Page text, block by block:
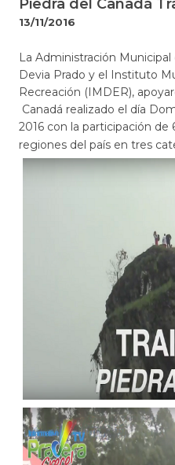
Piedra del Canadá
13/11/2016
​​​​La Administración
Devia Prado y el Instituto
Recreación (IMDER),
Canadá realizado el día
2016 con la participación
regiones del país en tres